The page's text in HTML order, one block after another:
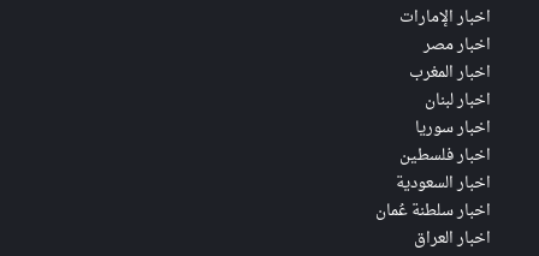
اخبار الإمارات
اخبار مصر
اخبار المغرب
اخبار لبنان
اخبار سوريا
اخبار فلسطين
اخبار السعودية
اخبار سلطنة عُمان
اخبار العراق